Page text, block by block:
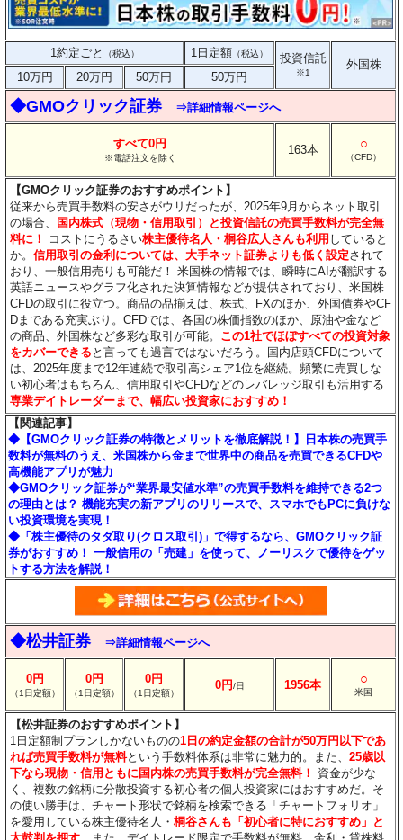
1約定ごと （税込） 1日定額 （税込） 投資信託
※1
外国株
10万円
20万円 50万円 50万円
◆GMOクリック証券 ⇒詳細情報ページへ
すべて0円
※電話注文を除く
163本 ○
（CFD）
【GMOクリック証券のおすすめポイント】
従来から売買手数料の安さがウリだったが、2025年9月からネット取引
の場合、
国内株式（現物・信用取引）と投資信託の売買手数料が完全無
料に！
コストにうるさい株主優待名人・桐谷広人さんも利用 していると
か。信用取引の金利については、大手ネット証券よりも低く設定されて
おり、一般信用売りも可能だ！ 米国株の情報では、瞬時にAIが翻訳する
英語ニュースやグラフ化された決算情報などが提供されており、米国株
CFDの取引に役立つ。商品の品揃えは、株式、FXのほか、外国債券やCF
Dまである充実ぶり。CFDでは、各国の株価指数のほか、原油や金など
の商品、外国株など多彩な取引が可能。 この1社でほぼすべての投資対象
をカバーできる と言っても過言ではないだろう。国内店頭CFDについて
は、2025年度まで12年連続で取引高シェア1位を継続。頻繁に売買しな
い初心者はもちろん、信用取引やCFDなどのレバレッジ取引も活用する
専業デイトレーダーまで、幅広い投資家におすすめ！
【関連記事】
◆【GMOクリック証券の特徴とメリットを徹底解説！】日本株の売買手
数料が無料のうえ、米国株から金まで世界中の商品を売買できるCFDや
高機能アプリが魅力
◆GMOクリック証券が“業界最安値水準”の売買手数料を維持できる2つ
の理由とは？ 機能充実の新アプリのリリースで、スマホでもPCに負けな
い投資環境を実現！
◆「株主優待のタダ取り(クロス取引)」で得するなら、GMOクリック証
券がおすすめ！ 一般信用の「売建」を使って、ノーリスクで優待をゲッ
トする方法を解説！
◆松井証券 ⇒詳細情報ページへ
0円
（1日定額）
0円
（1日定額）
0円
（1日定額）
0円/日 1956本 ○
米国
【松井証券のおすすめポイント】
1日定額制プランしかないものの1日の約定金額の合計が50万円以下であ
れば売買手数料が無料という手数料体系は非常に魅力的。また、25歳以
下なら現物・信用ともに国内株の売買手数料が完全無料！
資金が少な
く、複数の銘柄に分散投資する初心者の個人投資家にはおすすめだ。そ
の使い勝手は、チャート形状で銘柄を検索できる「チャートフォリオ」
を愛用している株主優待名人・桐谷さんも「初心者に特におすすめ」と